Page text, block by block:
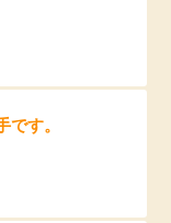
す。